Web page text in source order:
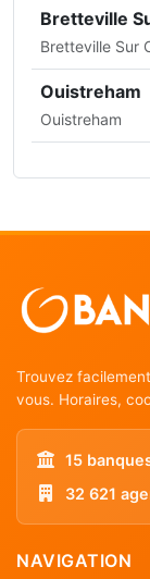
Bretteville
Bretteville Sur
Ouistreham
Ouistreham
Trouvez
vous. Horaires,
15
32 621
NAVIGATION